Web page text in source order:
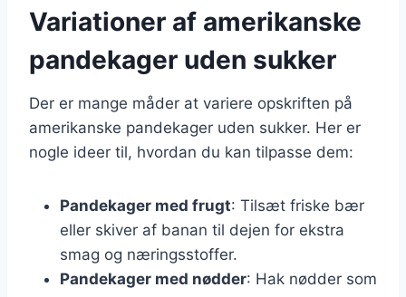
Variationer af amerikanske
pandekager uden sukker
Der er mange måder at variere opskriften på
amerikanske pandekager uden sukker. Her er
nogle ideer til, hvordan du kan tilpasse dem:
Pandekager med frugt: Tilsæt friske bær
eller skiver af banan til dejen for ekstra
smag og næringsstoffer.
Pandekager med nødder: Hak nødder som